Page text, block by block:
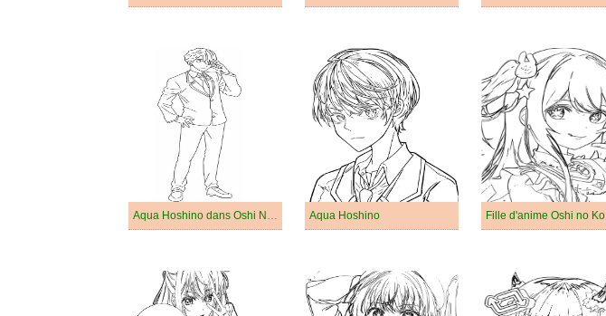
Aqua Hoshino dans Oshi No Ko Aqua Hoshino Fille d'anime Oshi no Ko